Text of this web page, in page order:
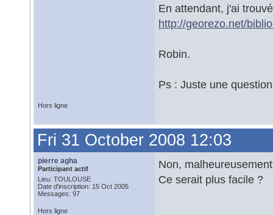
En attendant, j'ai
http://georezo.net/
Robin.
Ps : Juste une
Hors ligne
Fri 31 October 2008 12:03
pierre agha
Participant actif
Lieu: TOULOUSE
Date d'inscription: 15 Oct 2005
Messages: 97
Non,
Ce serait plus facile ?
Hors ligne